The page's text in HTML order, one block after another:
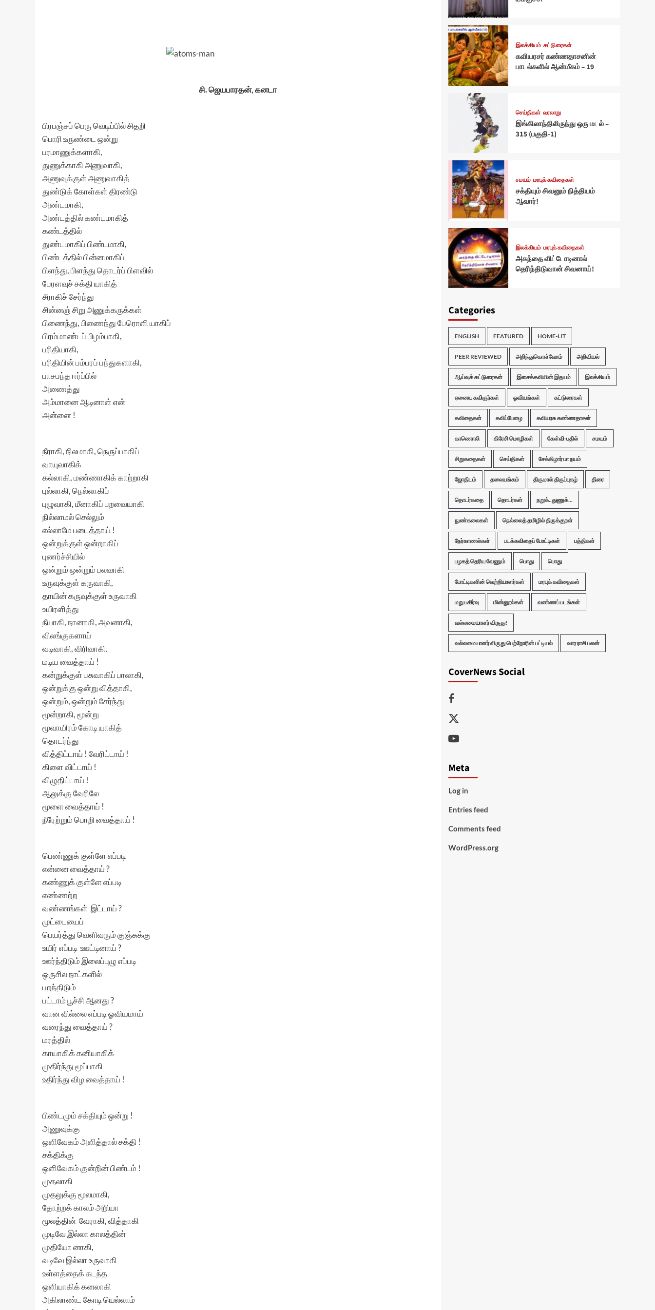
சி. ஜெயபாரதன், கனடா
பிரபஞ்சப் பெரு வெடிப்பில் சிதறி
பொரி உருண்டை ஒன்று
பரமாணுக்களாகி,
துணுக்காகி அணுவாகி,
அணுவுக்குள் அணுவாகித்
துண்டுக் கோள்கள் திரண்டு
அண்டமாகி,
அண்டத்தில் கண்டமாகித்
கண்டத்தில்
துண்டமாகிப் பிண்டமாகி,
பிண்டத்தில் பின்னமாகிப்
பிளந்து, பிளந்து தொடர்ப் பிளவில்
பேரளவுச் சக்தி யாகித்
சீராகிச் சேர்ந்து
சின்னஞ் சிறு அணுக்கருக்கள்
பிணைந்து, பிணைந்து பேரொளி யாகிப்
பிரம்மாண்டப் பிழம்பாகி,
பரிதியாகி,
பரிதியின் பம்பரப் பந்துகளாகி,
பாசபந்த ஈர்ப்பில்
அணைத்து
அம்மானை ஆடினாள் என்
அன்னை !
நீராகி, நிலமாகி, நெருப்பாகிப்
வாயுவாகிக்
கல்லாகி, மண்ணாகிக் காற்றாகி
புல்லாகி, நெல்லாகிப்
புழுவாகி, மீனாகிப் பறவையாகி
நில்லாமல் செல்லும்
எல்லாமே படைத்தாய் !
ஒன்றுக்குள் ஒன்றாகிப்
புணர்ச்சியில்
ஒன்றும் ஒன்றும் பலவாகி
உருவுக்குள் கருவாகி,
தாயின் கருவுக்குள் உருவாகி
உயிரளித்து
நீயாகி, நானாகி, அவனாகி,
விலங்குகளாய்
வடிவாகி, விரிவாகி,
மடிய வைத்தாய் !
கன்றுக்குள் பசுவாகிப் பாலாகி,
ஒன்றுக்கு ஒன்று வித்தாகி,
ஒன்றும், ஒன்றும் சேர்ந்து
மூன்றாகி, மூன்று
மூவாயிரம் கோடி யாகித்
தொடர்ந்து
வித்திட்டாய் ! வேரிட்டாய் !
கிளை விட்டாய் !
விழுதிட்டாய் !
ஆலுக்கு வேரிலே
மூளை வைத்தாய் !
நீரேற்றும் பொறி வைத்தாய் !
பெண்ணுக் குள்ளே எப்படி
என்னை வைத்தாய் ?
கண்ணுக் குள்ளே எப்படி
எண்ணற்ற
வண்ணங்கள் இட்டாய் ?
முட்டையைப்
பெயர்த்து வெளிவரும் குஞ்சுக்கு
உயிர் எப்படி ஊட்டினாய் ?
ஊர்ந்திடும் இலைப்புழு எப்படி
ஒருசில நாட்களில்
பறந்திடும்
பட்டாம் பூச்சி ஆனது ?
வான வில்லை எப்படி ஓவியமாய்
வரைந்து வைத்தாய் ?
மரத்தில்
காயாகிக் கனியாகிக்
முதிர்ந்து மூப்பாகி
உதிர்ந்து விழ வைத்தாய் !
பிண்டமும் சக்தியும் ஒன்று !
அணுவுக்கு
ஒளிவேகம் அளித்தால் சக்தி !
சக்திக்கு
ஒளிவேகம் குன்றின் பிண்டம் !
முதலாகி
முதலுக்கு மூலமாகி,
தோற்றக் காலம் அறியா
மூலத்தின் வேராகி, வித்தாகி
முடிவே இல்லா காலத்தின்
முதியோ னாகி,
வடிவே இல்லா உருவாகி
உள்ளத்தைக் கடந்த
ஒளியாகிக் கனலாகி
அகிலாண்ட கோடி யெல்லாம்
இலக்கியம் கட்டுரைகள்
கவியரசர் கண்ணதாசனின்
பாடல்களில் ஆன்மீகம் – 19
செய்திகள் வரலாறு
இங்கிலாந்திலிருந்து ஒரு மடல் –
315 (பகுதி-1)
சமயம் மரபுக் கவிதைகள்
சக்தியும் சிவனும் நித்தியம்
ஆவார்!
இலக்கியம் மரபுக் கவிதைகள்
அகந்தை விட்டோடினால்
தெரிந்திடுவான் சிவனாய்!
Categories
ENGLISH FEATURED HOME-LIT
PEER REVIEWED அறிந்துகொள்வோம் அறிவியல்
ஆய்வுக் கட்டுரைகள் இசைக்கவியின் இதயம் இலக்கியம்
ஏனைய கவிஞர்கள் ஓவியங்கள் கட்டுரைகள்
கவிதைகள் கவிப்பேழை கவியரசு கண்ணதாசன்
காணொலி கிரேசி மொழிகள் கேள்வி-பதில் சமயம்
சிறுகதைகள் செய்திகள் சேக்கிழார் பா நயம்
ஜோதிடம் தலையங்கம் திருமால் திருப்புகழ் திரை
தொடர்கதை தொடர்கள் நறுக்..துணுக்...
நுண்கலைகள் நெல்லைத் தமிழில் திருக்குறள்
நேர்காணல்கள் படக்கவிதைப் போட்டிகள் பத்திகள்
பழகத் தெரிய வேணும் பொது பொது
போட்டிகளின் வெற்றியாளர்கள் மரபுக் கவிதைகள்
மறு பகிர்வு மின்னூல்கள் வண்ணப் படங்கள்
வல்லமையாளர் விருது!
வல்லமையாளர் விருது பெற்றோரின் பட்டியல் வார ராசி பலன்
CoverNews Social
Facebook
Twitter
Youtube
Meta
Log in
Entries feed
Comments feed
WordPress.org